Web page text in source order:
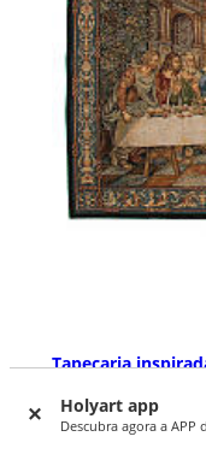
Holyart app
Descubra agora a APP
Tapeçaria
DISPONÍVEL